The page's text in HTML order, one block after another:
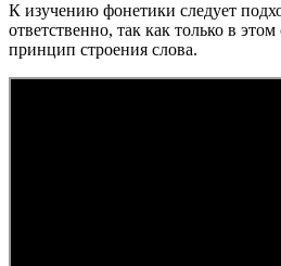
К изучению фонетики следует
ответственно, так как только в
принцип строения слова.